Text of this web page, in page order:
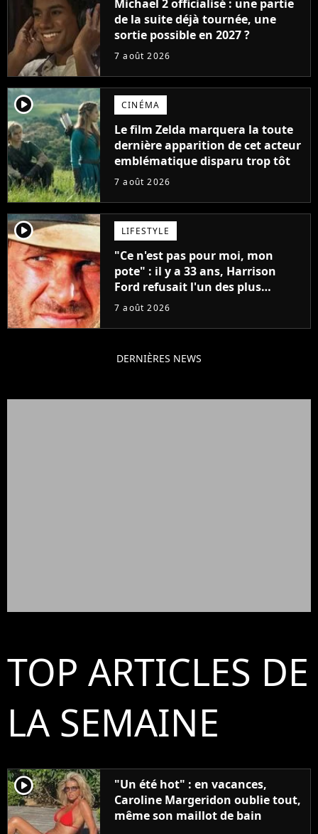
Michael 2 officialisé : une partie
de la suite déjà tournée, une
sortie possible en 2027 ?
7 août 2026
player2 CINÉMA
Le film Zelda marquera la toute
dernière apparition de cet acteur
emblématique disparu trop tôt
7 août 2026
player2 LIFESTYLE
"Ce n'est pas pour moi, mon
pote" : il y a 33 ans, Harrison
Ford refusait l'un des plus
grands succès de tous les temps
7 août 2026
DERNIÈRES NEWS
TOP ARTICLES DE
LA SEMAINE
player2
"Un été hot" : en vacances,
Caroline Margeridon oublie tout,
même son maillot de bain